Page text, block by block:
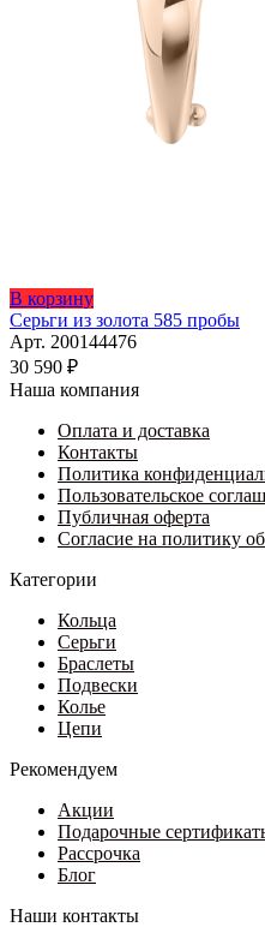
В корзину
Серьги из золота 585 пробы
Арт. 200144476
30 590 ₽
Наша компания
Оплата и доставка
Контакты
Политика
Пользовательское
Публичная оферта
Согласие на политику
Категории
Кольца
Серьги
Браслеты
Подвески
Колье
Цепи
Рекомендуем
Акции
Подарочные
Рассрочка
Блог
Наши контакты